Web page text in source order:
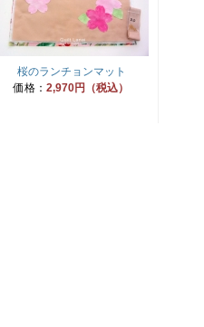
桜のランチョンマット
価格： 2,970円（税込）